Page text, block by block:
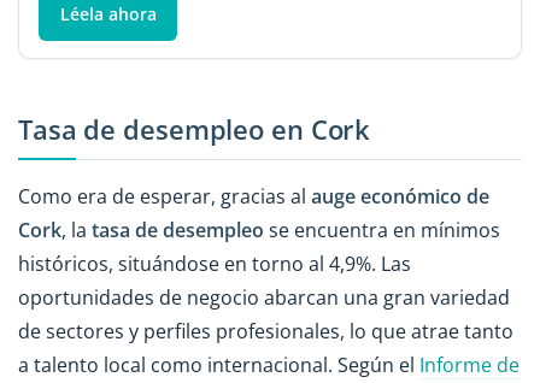
Léela ahora
Tasa de desempleo en Cork
Como era de esperar, gracias al auge económico de
Cork, la tasa de desempleo se encuentra en mínimos
históricos, situándose en torno al 4,9%. Las
oportunidades de negocio abarcan una gran variedad
de sectores y perfiles profesionales, lo que atrae tanto
a talento local como internacional. Según el Informe de